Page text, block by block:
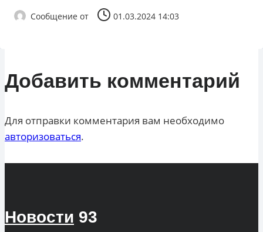
Сообщение от 01.03.2024 14:03
Добавить комментарий
Для отправки комментария вам необходимо
авторизоваться.
Новости 93